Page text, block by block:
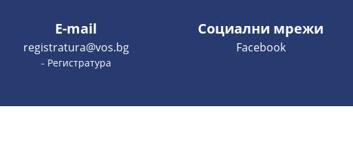
E-mail
registratura@vos.bg
- Регистратура
Социални мрежи
Facebook